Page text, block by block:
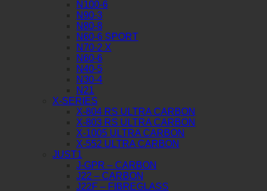
N100-6
N90-3
N80-8
N60-6 SPORT
N70-2 X
N60-6
N40-5
N30-4
N21
X-SERIES
X-804 RS ULTRA CARBON
X-803 RS ULTRA CARBON
X-1005 ULTRA CARBON
X-552 ULTRA CARBON
JUST1
J-GPR – CARBON
J22 – CARBON
J22F – FIBREGLASS